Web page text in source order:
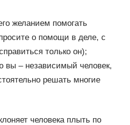
желанием помогать
о помощи в деле, с
только он);
вы – независимый человек,
решать многие
человека плыть по